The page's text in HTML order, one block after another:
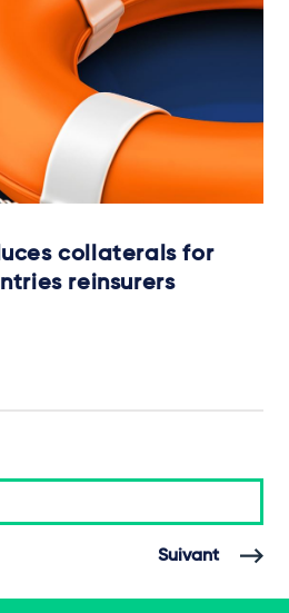
collaterals for
reinsurers
Suivant